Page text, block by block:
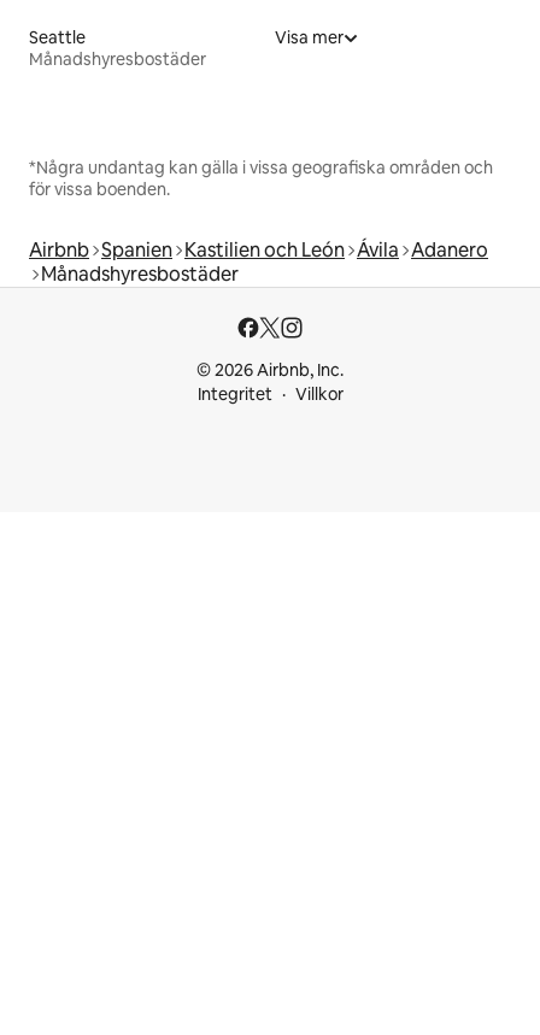
Seattle
Månadshyresbostäder
Visa mer
*Några undantag kan gälla i vissa geografiska områden och
för vissa boenden.
Airbnb Spanien Kastilien och León Ávila‎ Adanero
Månadshyresbostäder
© 2026 Airbnb, Inc.
Integritet
Villkor